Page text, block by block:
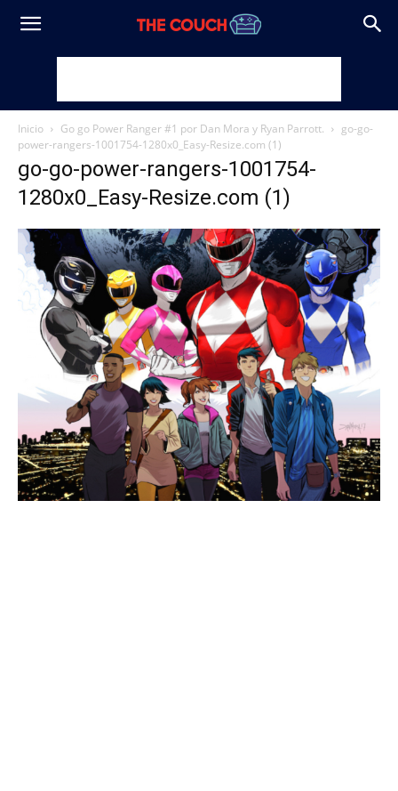
Inicio Go go Power Ranger #1 por Dan Mora y Ryan Parrott.
go-go-
power-rangers-1001754-1280x0_Easy-Resize.com (1)
go-go-power-rangers-1001754-
1280x0_Easy-Resize.com (1)